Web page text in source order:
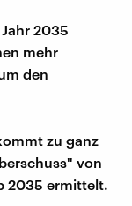
2035
mehr
den
zu ganz
von
2035 ermittelt.